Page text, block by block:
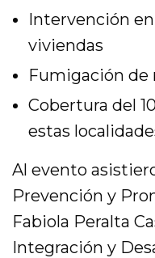
Intervención
viviendas
Fumigación de
Cobertura del
estas
Al evento
Prevención y
Fabiola Peralta
Integración y